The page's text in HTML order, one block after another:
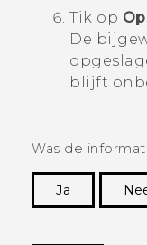
Tik op
De
blijft
Was de
Ja